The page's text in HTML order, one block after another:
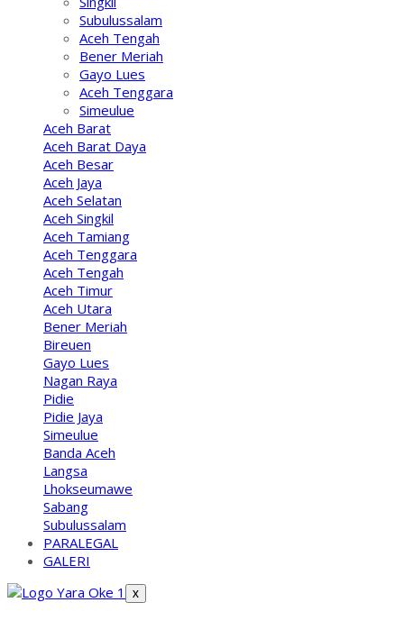
Subulussalam
Aceh Tengah
Bener Meriah
Gayo Lues
Aceh Tenggara
Simeulue
Aceh Barat
Aceh Barat Daya
Aceh Besar
Aceh Jaya
Aceh Selatan
Aceh Singkil
Aceh Tamiang
Aceh Tenggara
Aceh Tengah
Aceh Timur
Aceh Utara
Bener Meriah
Bireuen
Gayo Lues
Nagan Raya
Pidie
Pidie Jaya
Simeulue
Banda Aceh
Langsa
Lhokseumawe
Sabang
Subulussalam
PARALEGAL
GALERI
X